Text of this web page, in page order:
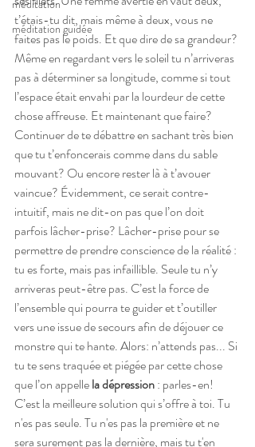
méditation
méditation guidée
t’étais-tu dit, mais même à deux, vous ne
faites pas le poids. Et que dire de sa grandeur?
Même en regardant vers le soleil tu n’arriveras
pas à déterminer sa longitude, comme si tout
l’espace était envahi par la lourdeur de cette
chose affreuse. Et maintenant que faire?
Continuer de te débattre en sachant très bien
que tu t’enfoncerais comme dans du sable
mouvant? Ou encore rester là à t’avouer
vaincue? Évidemment, ce serait contre-
intuitif, mais ne dit-on pas que l’on doit
parfois lâcher-prise? Lâcher-prise pour se
permettre de prendre conscience de la réalité :
tu es forte, mais pas infaillible. Seule tu n’y
arriveras peut-être pas. C’est la force de
l’ensemble qui pourra te guider et t’outiller
vers une issue de secours afin de déjouer ce
monstre qui te hante. Alors: n’attends pas... Si
tu te sens traquée et piégée par cette chose
que l’on appelle la dépression : parles-en!
C’est la meilleure solution qui s’offre à toi. Tu
n'es pas seule. Tu n'es pas la première et ne
sera surement pas la dernière, mais tu t'en